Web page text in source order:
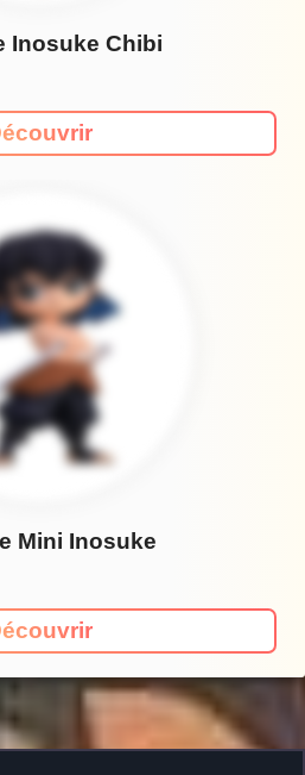
Inosuke Chibi
Mini Inosuke